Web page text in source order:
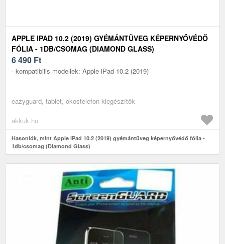
APPLE IPAD 10.2 (2019) GYÉMÁNTÜVEG KÉPERNYŐVÉDŐ
FÓLIA - 1DB/CSOMAG (DIAMOND GLASS)
6 490 Ft
- kompatibilis modellek: Apple iPad 10.2 (2019)
eazyguard, tablet, okostelefon kiegészítők
akkuk.hu
Hasonlók, mint Apple iPad 10.2 (2019) gyémántüveg képernyővédő fólia -
1db/csomag (Diamond Glass)